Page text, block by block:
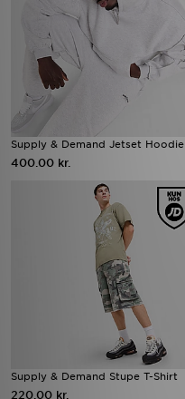
Supply & Demand Jetset Hoodie
400.00 kr.
Supply & Demand Stupe T-Shirt
220.00 kr.